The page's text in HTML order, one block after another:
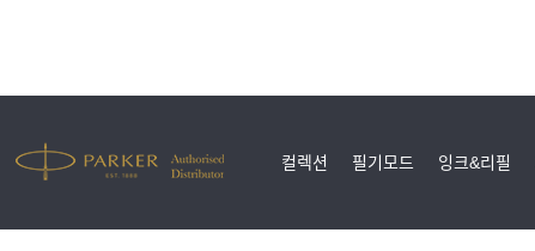
컬렉션 필기모드 잉크&리필